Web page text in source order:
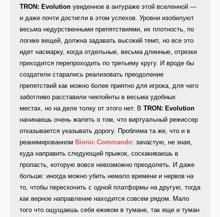
TRON: Evolution увиденное в антураже этой вселенной —
и даже почти достигли в этом успехов. Уровни изобилуют
весьма недурственными препятствиями, их плотность, по
логике вещей, должна задавать высокий темп, но все это
идет насмарку, когда отдельные, весьма длинные, отрезки
приходится перепроходить по третьему кругу. И вроде бы
создатели старались реализовать преодоление
препятствий как можно более приятно для игрока, для чего
заботливо расставили чекпойнты в весьма удобных
местах, но на деле толку от этого нет. В TRON: Evolution
начинаешь очень жалеть о том, что виртуальный режиссер
отказывается указывать дорогу. Проблема та же, что и в
реанимированном Bionic Commando: зачастую, не зная,
куда направить следующий прыжок, соскакиваешь в
пропасть, которую вовсе невозможно преодолеть. И даже
больше: иногда можно убить немало времени и нервов на
то, чтобы перескочить с одной платформы на другую, тогда
как верное направление находится совсем рядом. Мало
того что ощущаешь себя ежиком в тумане, так еще и туман